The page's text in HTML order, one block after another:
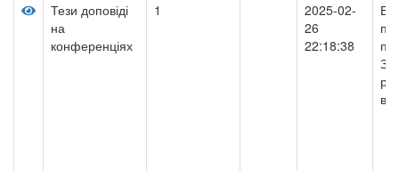
Тези доповіді
на
конференціях
1
2025-02-
26
22:18:38